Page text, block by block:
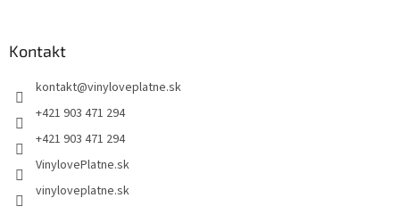
Kontakt
kontakt@vinyloveplatne.sk
+421 903 471 294
+421 903 471 294
VinylovePlatne.sk
vinyloveplatne.sk